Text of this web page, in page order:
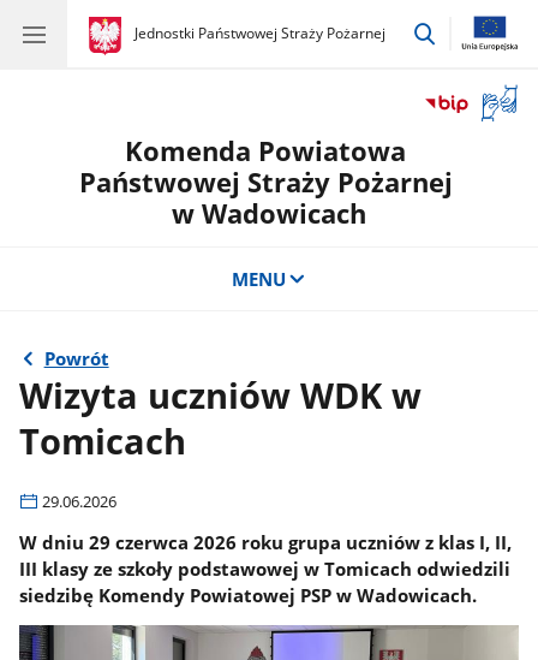
gov.pl
Jednostki Państwowej Straży Pożarnej
gov.pl
Jednostki
przejdź
okno
Komenda Powiatowa
Państwowej Straży Pożarnej
w Wadowicach
MENU
Powrót
Wizyta uczniów WDK w
Tomicach
29.06.2026
W dniu 29 czerwca 2026 roku grupa uczniów z klas I, II,
III klasy ze szkoły podstawowej w Tomicach odwiedzili
siedzibę Komendy Powiatowej PSP w Wadowicach.